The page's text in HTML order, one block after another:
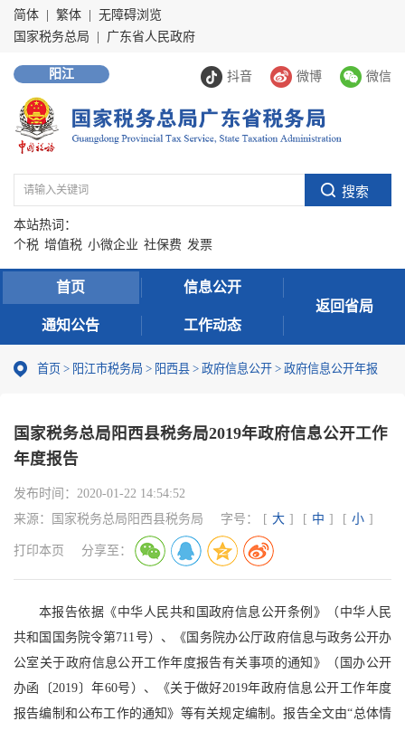
简体 繁体
无障碍浏览
国家税务总局
广东省人民政府
抖音 微博 微信
阳江
本站热词：
个税 增值税 小微企业 社保费 发票
首页 信息公开
通知公告 工作动态
返回省局
首页 > 阳江市税务局 > 阳西县 > 政府信息公开 > 政府信息公开年报
国家税务总局阳西县税务局2019年政府信息公开工作
年度报告
发布时间： 2020-01-22 14:54:52
来源：
国家税务总局阳西县税务局 字号： [ 大 ] [ 中 ] [ 小 ]
打印本页 分享至：
本报告依据《中华人民共和国政府信息公开条例》（中华人民
共和国国务院令第711号）、《国务院办公厅政府信息与政务公开办
公室关于政府信息公开工作年度报告有关事项的通知》（国办公开
办函〔2019〕年60号）、《关于做好2019年政府信息公开工作年度
报告编制和公布工作的通知》等有关规定编制。报告全文由“总体情